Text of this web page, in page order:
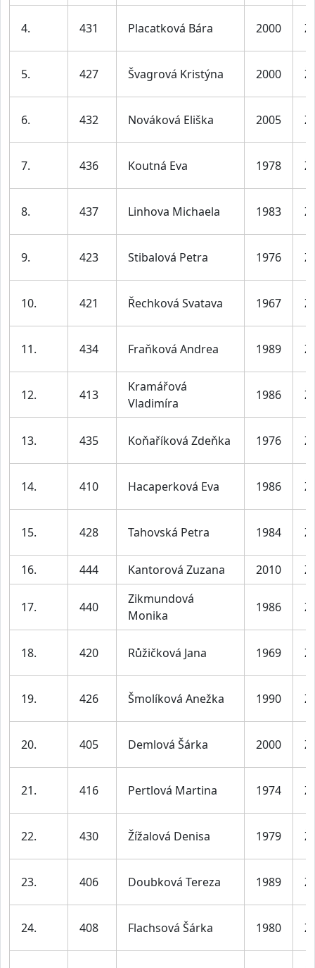
4. 431 Placatková Bára 2000 Ž
5. 427 Švagrová Kristýna 2000 Ž
6. 432 Nováková Eliška 2005 Ž
7. 436 Koutná Eva 1978 Ž
8. 437 Linhova Michaela 1983 Ž
9. 423 Stibalová Petra 1976 Ž
10. 421 Řechková Svatava 1967 Ž
11. 434 Fraňková Andrea 1989 Ž
12. 413
Kramářová
Vladimíra
1986 Ž
13. 435 Koňaříková Zdeňka 1976 Ž
14. 410 Hacaperková Eva 1986 Ž
15. 428 Tahovská Petra 1984 Ž
16. 444 Kantorová Zuzana 2010 Ž
17. 440
Zikmundová
Monika
1986 Ž
18. 420 Růžičková Jana 1969 Ž
19. 426 Šmolíková Anežka 1990 Ž
20. 405 Demlová Šárka 2000 Ž
21. 416 Pertlová Martina 1974 Ž
22. 430 Žížalová Denisa 1979 Ž
23. 406 Doubková Tereza 1989 Ž
24. 408 Flachsová Šárka 1980 Ž